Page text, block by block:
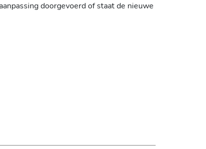
doorgevoerd of staat de nieuwe